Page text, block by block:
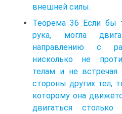
внешней силы.
Теорема 36 Если бы
рука, могла
направлению с
нисколько не
телам и не встречая
стороны других тел,
которому она
двигаться